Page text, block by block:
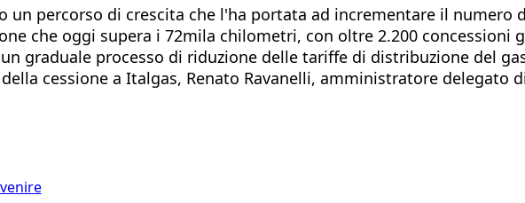
un percorso di crescita che l'ha portata ad incrementare il
che oggi supera i 72mila chilometri, con oltre 2.200 concessioni
graduale processo di riduzione delle tariffe di distribuzione del
cessione a Italgas, Renato Ravanelli, amministratore delegato